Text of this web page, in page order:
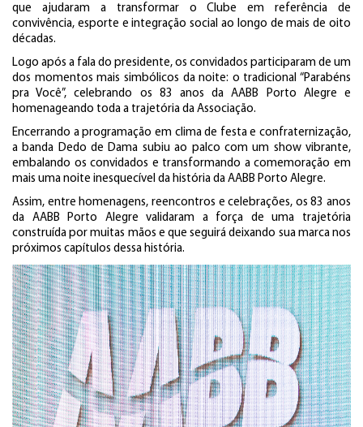
que ajudaram a transformar o Clube em referência de
convivência, esporte e integração social ao longo de mais de oito
décadas.
Logo após a fala do presidente, os convidados participaram de um
dos momentos mais simbólicos da noite: o tradicional “Parabéns
pra Você”, celebrando os 83 anos da AABB Porto Alegre e
homenageando toda a trajetória da Associação.
Encerrando a programação em clima de festa e confraternização,
a banda Dedo de Dama subiu ao palco com um show vibrante,
embalando os convidados e transformando a comemoração em
mais uma noite inesquecível da história da AABB Porto Alegre.
Assim, entre homenagens, reencontros e celebrações, os 83 anos
da AABB Porto Alegre validaram a força de uma trajetória
construída por muitas mãos e que seguirá deixando sua marca nos
próximos capítulos dessa história.